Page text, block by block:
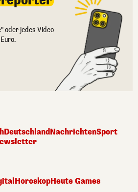
oder jedes Video
DeutschlandNachrichtenSport
HoroskopHeute Games